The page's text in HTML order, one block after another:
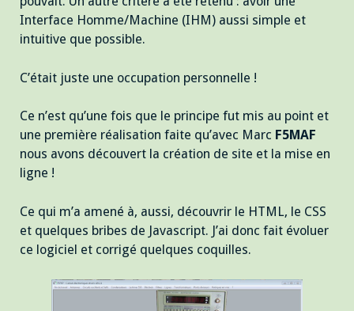
Interface Homme/Machine (IHM) aussi simple et
intuitive que possible.
C’était juste une occupation personnelle !
Ce n’est qu’une fois que le principe fut mis au point et
une première réalisation faite qu’avec Marc F5MAF
nous avons découvert la création de site et la mise en
ligne !
Ce qui m’a amené à, aussi, découvrir le HTML, le CSS
et quelques bribes de Javascript. J’ai donc fait évoluer
ce logiciel et corrigé quelques coquilles.